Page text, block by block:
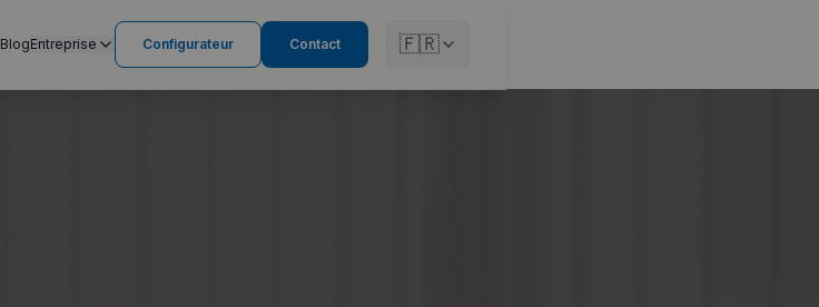
BlogEntreprise Configurateur Contact 🇫🇷